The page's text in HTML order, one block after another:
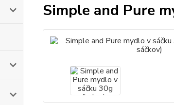
Simple and Pure